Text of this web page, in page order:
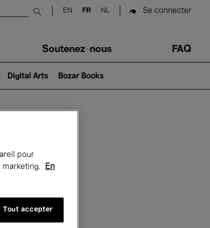
Submit search
EN FR NL Se connecter
Soutenez-nous FAQ
Digital Arts Bozar Books
pour
marketing.
En
Tout accepter